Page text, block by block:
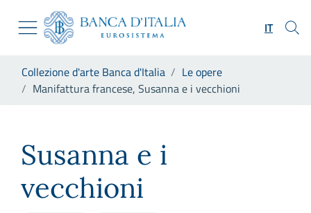
Skip to Main Content
Vai al sito istituzionale
Vai al menu di navigazione
Vai alla ricerca
Vai al footer
IT
Collezione d'arte Banca d'Italia
Le opere
Manifattura francese, Susanna e i vecchioni
Susanna e i
vecchioni